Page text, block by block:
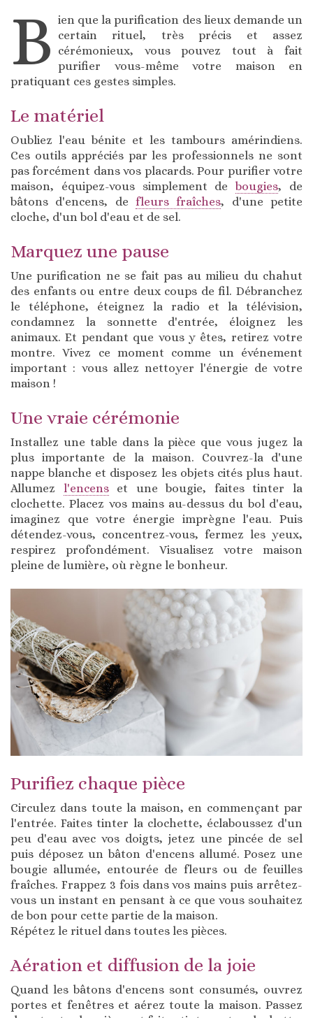
B ien que la purification des lieux demande un
certain rituel, très précis et assez
cérémonieux, vous pouvez tout à fait
purifier vous-même votre maison en
pratiquant ces gestes simples.
Le matériel
Oubliez l'eau bénite et les tambours amérindiens.
Ces outils appréciés par les professionnels ne sont
pas forcément dans vos placards. Pour purifier votre
maison, équipez-vous simplement debougies, de
bâtons d'encens, de fleurs fraîches, d'une petite
cloche, d'un bol d'eau et de sel.
Marquez une pause
Une purification ne se fait pas au milieu du chahut
des enfants ou entre deux coups de fil. Débranchez
le téléphone, éteignez la radio et la télévision,
condamnez la sonnette d'entrée, éloignez les
animaux. Et pendant que vous y êtes, retirez votre
montre. Vivez ce moment comme un événement
important : vous allez nettoyer l'énergie de votre
maison !
Une vraie cérémonie
Installez une table dans la pièce que vous jugez la
plus importante de la maison. Couvrez-la d'une
nappe blanche et disposez les objets cités plus haut.
Allumez l'encenset une bougie, faites tinter la
clochette. Placez vos mains au-dessus du bol d'eau,
imaginez que votre énergie imprègne l'eau. Puis
détendez-vous, concentrez-vous, fermez les yeux,
respirez profondément. Visualisez votre maison
pleine de lumière, où règne le bonheur.
Purifiez chaque pièce
Circulez dans toute la maison, en commençant par
l'entrée. Faites tinter la clochette, éclaboussez d'un
peu d'eau avec vos doigts, jetez une pincée de sel
puis déposez un bâton d'encens allumé. Posez une
bougie allumée, entourée de fleurs ou de feuilles
fraîches. Frappez 3 fois dans vos mains puis arrêtez-
vous un instant en pensant à ce que vous souhaitez
de bon pour cette partie de la maison.
Répétez le rituel dans toutes les pièces.
Aération et diffusion de la joie
Quand les bâtons d'encens sont consumés, ouvrez
portes et fenêtres et aérez toute la maison. Passez